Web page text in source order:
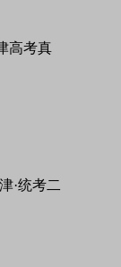
高考真
·统考二